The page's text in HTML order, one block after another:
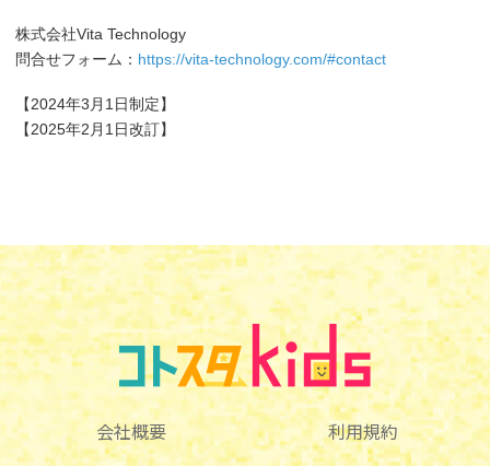
株式会社Vita Technology
問合せフォーム： https://vita-technology.com/#contact
【2024年3月1日制定】
【2025年2月1日改訂】
会社概要 利用規約